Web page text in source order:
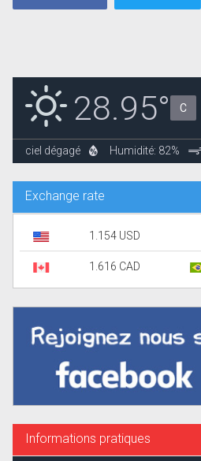
28.95° C
ciel dégagé Humidité: 82%
Exchange rate
1.154 USD
1.616 CAD
Informations pratiques